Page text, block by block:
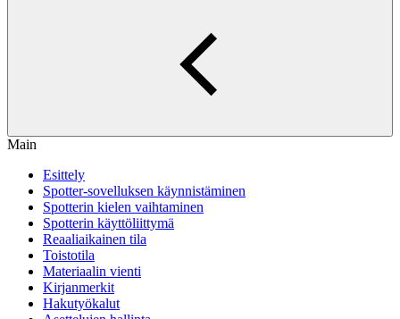
Main
Esittely
Spotter-sovelluksen käynnistäminen
Spotterin kielen vaihtaminen
Spotterin käyttöliittymä
Reaaliaikainen tila
Toistotila
Materiaalin vienti
Kirjanmerkit
Hakutyökalut